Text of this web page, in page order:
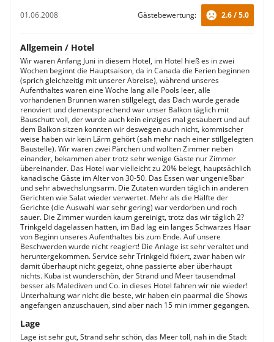
01.06.2008
Gästebewertung: 2.6 / 5.0
Allgemein / Hotel
Wir waren Anfang Juni in diesem Hotel, im Hotel hieß es in zwei
Wochen beginnt die Hauptsaison, da in Canada die Ferien beginnen
(sprich gleichzeitig mit unserer Abreise), während unseres
Aufenthaltes waren eine Woche lang alle Pools leer, alle
vorhandenen Brunnen waren stillgelegt, das Dach wurde gerade
renoviert und dementsprechend war unser Balkon täglich mit
Bauschutt voll, der wurde auch kein einziges mal gesäubert und auf
dem Balkon sitzen konnten wir deswegen auch nicht, kommischer
weise haben wir kein Lärm gehört (sah mehr nach einer stillgelegten
Baustelle). Wir waren zwei Pärchen und wollten Zimmer neben
einander, bekammen aber trotz sehr wenige Gäste nur Zimmer
übereinander. Das Hotel war vielleicht zu 20% belegt, hauptsächlich
kanadische Gäste im Alter von 30-50. Das Essen war ungenießbar
und sehr abwechslungsarm. Die Zutaten wurden täglich in anderen
Gerichten wie Salat wieder verwertet. Mehr als die Hälfte der
Gerichte (die Auswahl war sehr gering) war verdorben und roch
sauer. Die Zimmer wurden kaum gereinigt, trotz das wir täglich 2?
Trinkgeld dagelassen hatten, im Bad lag ein langes Schwarzes Haar
von Beginn unseres Aufenthaltes bis zum Ende. Auf unsere
Beschwerden wurde nicht reagiert! Die Anlage ist sehr veraltet und
heruntergekommen. Service sehr Trinkgeld fixiert, zwar haben wir
damit überhaupt nicht gegeizt, ohne passierte aber überhaupt
nichts. Kuba ist wunderschön, der Strand und Meer tausendmal
besser als Malediven und Co. in dieses Hotel fahren wir nie wieder!
Unterhaltung war nicht die beste, wir haben ein paarmal die Shows
angefangen anzuschauen, sind aber nach 15 min immer gegangen.
Lage
Lage ist sehr gut, Strand sehr schön, das Meer toll, nah in die Stadt